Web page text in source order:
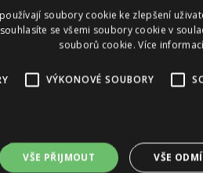
soubory cookie ke zlepšení
se všemi soubory cookie v
souborů cookie.Více informací
VÝKONOVÉ SOUBORY
VŠE PŘIJMOUT VŠE